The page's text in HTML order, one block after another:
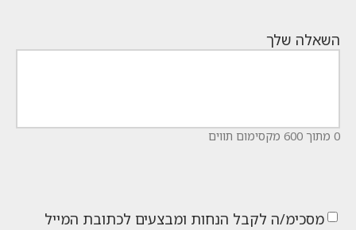
השאלה שלך
0 מתוך 600 מקסימום תווים
מסכימ/ה לקבל הנחות ומבצעים לכתובת המייל